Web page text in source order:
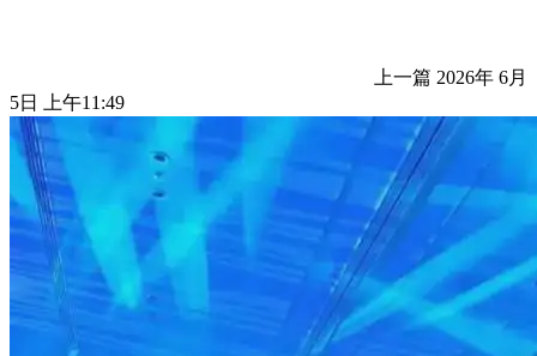
上一篇 2026年 6月
5日 上午11:49